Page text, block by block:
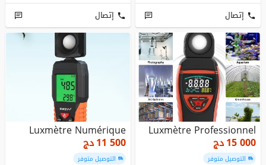
إتصال إتصال
Luxmètre Professionnel
15 000دج
التوصيل متوفر
Luxmètre Numérique
11 500دج
التوصيل متوفر